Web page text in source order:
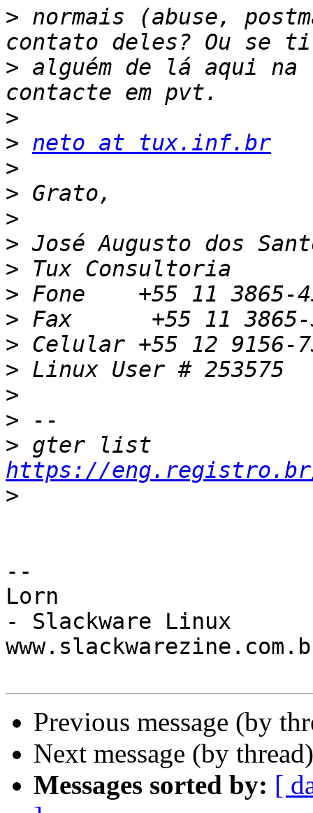
> normais (abuse,
> alguém de lá aqui
>
> neto at tux.inf.br
>
>
>
>
>
>
>
>
>
>
>
>
https://
>
--
Lorn
- Slackware Linux
Previous message (by
Next message (by
Messages sorted by: [